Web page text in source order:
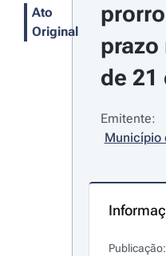
Ato
Original
prazo
de 21
Emitente:
Município
Publicação: